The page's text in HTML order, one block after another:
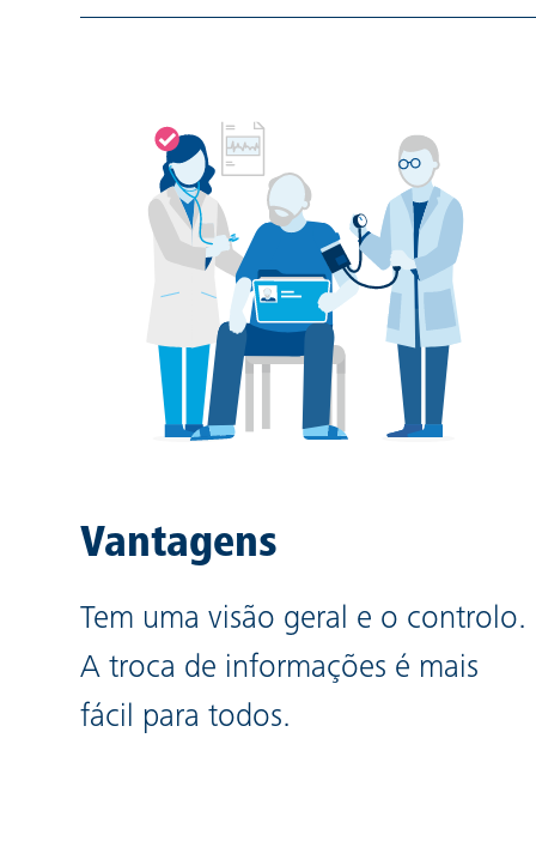
Vantagens
Tem uma visão geral e o controlo.
A troca de informações é mais
fácil para todos.